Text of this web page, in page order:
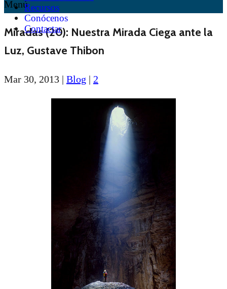
Recursos
Conócenos
Contactar
Menú
Miradas (20): Nuestra Mirada Ciega ante la
Luz, Gustave Thibon
Mar 30, 2013 | Blog | 2